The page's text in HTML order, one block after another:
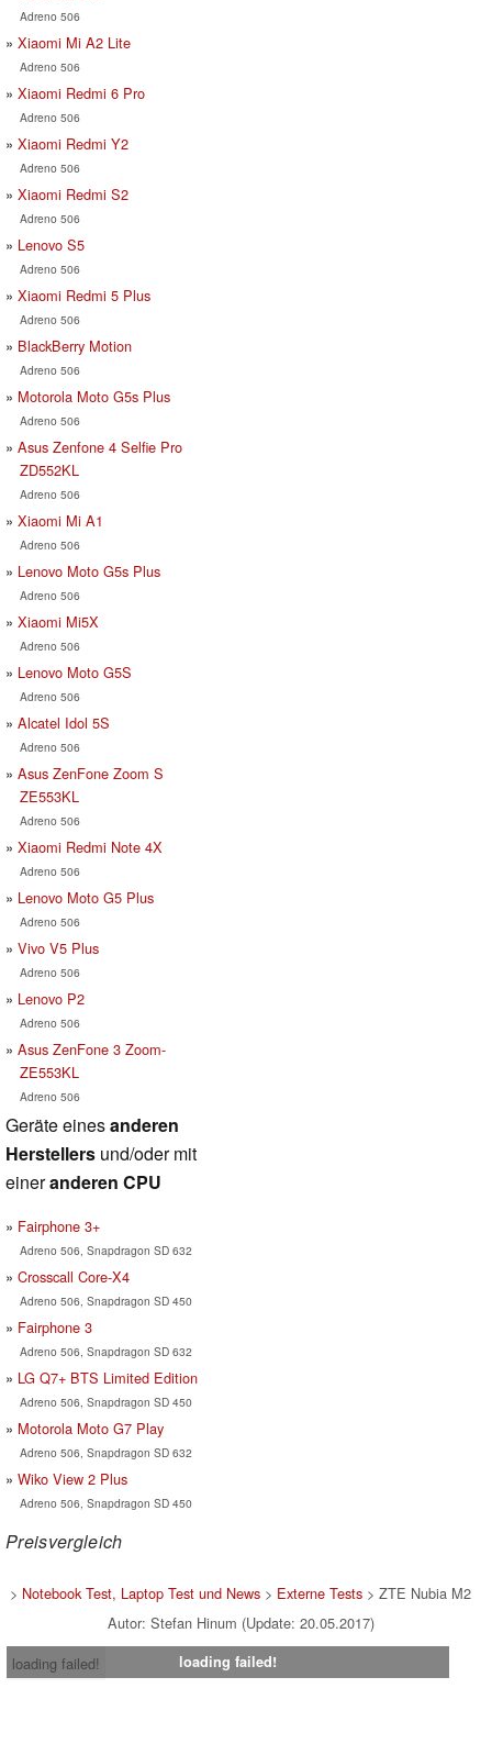
Adreno 506
Xiaomi Mi A2 Lite
Adreno 506
Xiaomi Redmi 6 Pro
Adreno 506
Xiaomi Redmi Y2
Adreno 506
Xiaomi Redmi S2
Adreno 506
Lenovo S5
Adreno 506
Xiaomi Redmi 5 Plus
Adreno 506
BlackBerry Motion
Adreno 506
Motorola Moto G5s Plus
Adreno 506
Asus Zenfone 4 Selfie Pro
ZD552KL
Adreno 506
Xiaomi Mi A1
Adreno 506
Lenovo Moto G5s Plus
Adreno 506
Xiaomi Mi5X
Adreno 506
Lenovo Moto G5S
Adreno 506
Alcatel Idol 5S
Adreno 506
Asus ZenFone Zoom S
ZE553KL
Adreno 506
Xiaomi Redmi Note 4X
Adreno 506
Lenovo Moto G5 Plus
Adreno 506
Vivo V5 Plus
Adreno 506
Lenovo P2
Adreno 506
Asus ZenFone 3 Zoom-
ZE553KL
Adreno 506
Geräte einesanderen
Herstellers und/oder mit
eineranderen CPU
Fairphone 3+
Adreno 506, Snapdragon SD 632
Crosscall Core-X4
Adreno 506, Snapdragon SD 450
Fairphone 3
Adreno 506, Snapdragon SD 632
LG Q7+ BTS Limited Edition
Adreno 506, Snapdragon SD 450
Motorola Moto G7 Play
Adreno 506, Snapdragon SD 632
Wiko View 2 Plus
Adreno 506, Snapdragon SD 450
Preisvergleich
> Notebook Test, Laptop Test und News > Externe Tests > ZTE Nubia M2
Autor: Stefan Hinum (Update: 20.05.2017)
loading failed!
loading failed!